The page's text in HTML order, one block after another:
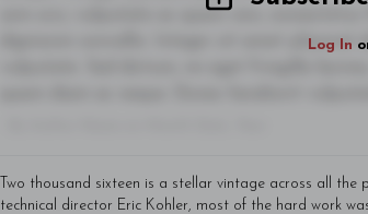
Log In
sem orci, vulputate ac quam non,
dignissim convallis. Integer sit amet placerat
Two thousand sixteen is a stellar vintage across all
technical director Eric Kohler, most of the hard work